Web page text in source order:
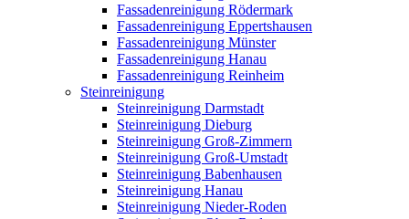
Fassadenreinigung Rödermark
Fassadenreinigung Eppertshausen
Fassadenreinigung Münster
Fassadenreinigung Hanau
Fassadenreinigung Reinheim
Steinreinigung
Steinreinigung Darmstadt
Steinreinigung Dieburg
Steinreinigung Groß-Zimmern
Steinreinigung Groß-Umstadt
Steinreinigung Babenhausen
Steinreinigung Hanau
Steinreinigung Nieder-Roden